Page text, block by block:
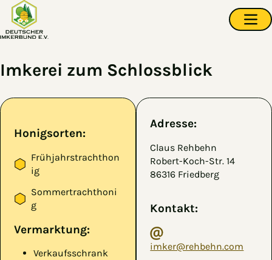
Zum Hauptinhalt springen
Imkerei zum Schlossblick
Honigsorten:
Frühjahrstrachthon
ig
Sommertrachthoni
g
Vermarktung:
Verkaufsschrank
Adresse:
Claus Rehbehn
Robert-Koch-Str. 14
86316 Friedberg
Kontakt:
imker@rehbehn.com